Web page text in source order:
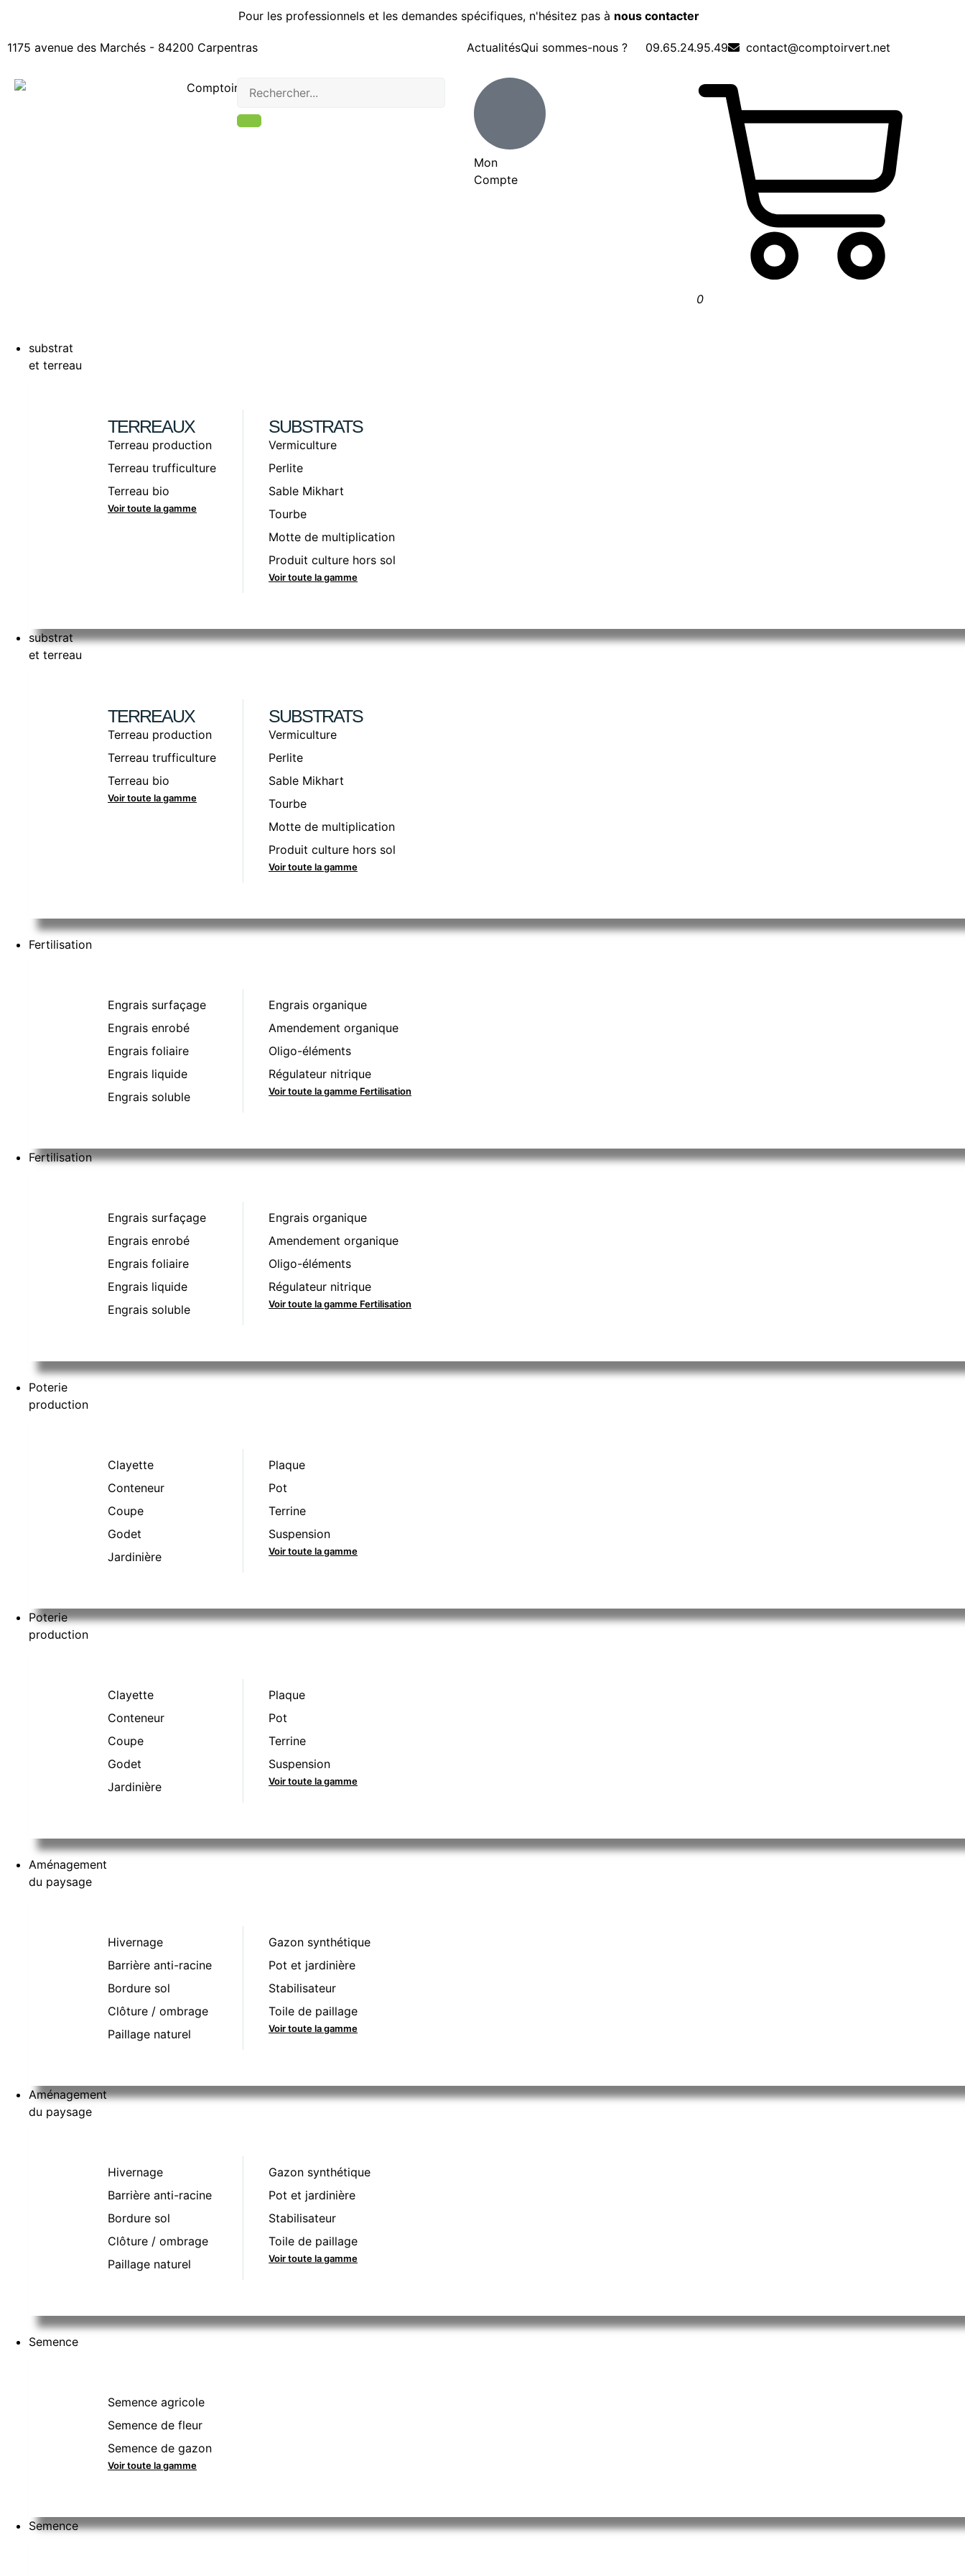
Pour les professionnels et les demandes spécifiques, n'hésitez pas à nous contacter
1175 avenue des Marchés - 84200 Carpentras ActualitésQui sommes-nous ? 09.65.24.95.49 contact@comptoirvert.net
Mon
Compte
0
substrat
et terreau
TERREAUX
Terreau production
Terreau trufficulture
Terreau bio
Voir toute la gamme
SUBSTRATS
Vermiculture
Perlite
Sable Mikhart
Tourbe
Motte de multiplication
Produit culture hors sol
Voir toute la gamme
substrat
et terreau
TERREAUX
Terreau production
Terreau trufficulture
Terreau bio
Voir toute la gamme
SUBSTRATS
Vermiculture
Perlite
Sable Mikhart
Tourbe
Motte de multiplication
Produit culture hors sol
Voir toute la gamme
Fertilisation
Engrais surfaçage
Engrais enrobé
Engrais foliaire
Engrais liquide
Engrais soluble
Engrais organique
Amendement organique
Oligo-éléments
Régulateur nitrique
Voir toute la gamme Fertilisation
Fertilisation
Engrais surfaçage
Engrais enrobé
Engrais foliaire
Engrais liquide
Engrais soluble
Engrais organique
Amendement organique
Oligo-éléments
Régulateur nitrique
Voir toute la gamme Fertilisation
Poterie
production
Clayette
Conteneur
Coupe
Godet
Jardinière
Plaque
Pot
Terrine
Suspension
Voir toute la gamme
Poterie
production
Clayette
Conteneur
Coupe
Godet
Jardinière
Plaque
Pot
Terrine
Suspension
Voir toute la gamme
Aménagement
du paysage
Hivernage
Barrière anti-racine
Bordure sol
Clôture / ombrage
Paillage naturel
Gazon synthétique
Pot et jardinière
Stabilisateur
Toile de paillage
Voir toute la gamme
Aménagement
du paysage
Hivernage
Barrière anti-racine
Bordure sol
Clôture / ombrage
Paillage naturel
Gazon synthétique
Pot et jardinière
Stabilisateur
Toile de paillage
Voir toute la gamme
Semence
Semence agricole
Semence de fleur
Semence de gazon
Voir toute la gamme
Semence